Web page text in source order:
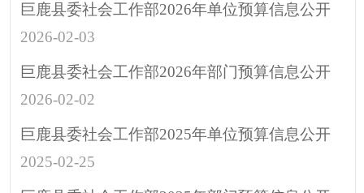
栏
预算/决算
政府采购
巨鹿县委社会工作部2026年单位预算信息公开
2026-02-03
巨鹿县委社会工作部2026年部门预算信息公开
2026-02-02
巨鹿县委社会工作部2025年单位预算信息公开
2025-02-25